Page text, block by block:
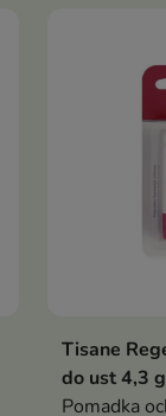

Tisane
do ust 4,3 g
Pomadka